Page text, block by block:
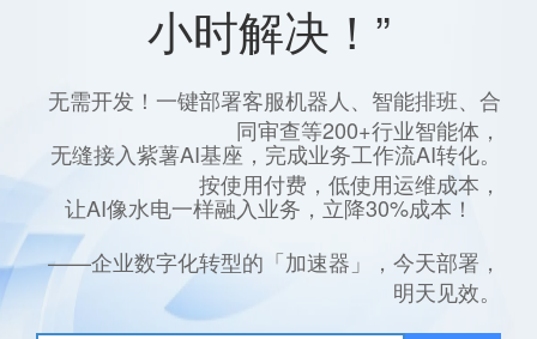
小时解决！”
无需开发！一键部署客服机器人、智能排班、合
同审查等200+行业智能体，
无缝接入紫薯AI基座，完成业务工作流AI转化。
按使用付费，低使用运维成本，
让AI像水电一样融入业务，立降30%成本！
——企业数字化转型的「加速器」，今天部署，
明天见效。